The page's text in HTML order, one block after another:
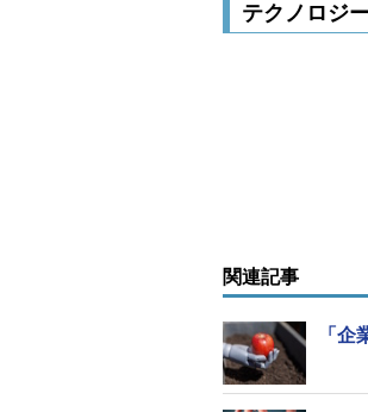
テクノロジ
関連記事
「